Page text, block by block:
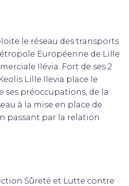
le réseau des transports
Européenne de Lille
Ilévia. Fort de ses 2
Lille Ilevia place le
ses préoccupations, de la
à la mise en place de
passant par la relation
Sûreté et Lutte contre